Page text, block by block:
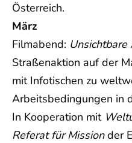
Österreich.
März
Filmabend: Unsichtbare
Straßenaktion auf der
mit Infotischen zu
Arbeitsbedingungen in
In Kooperation mit
Referat für Missionder